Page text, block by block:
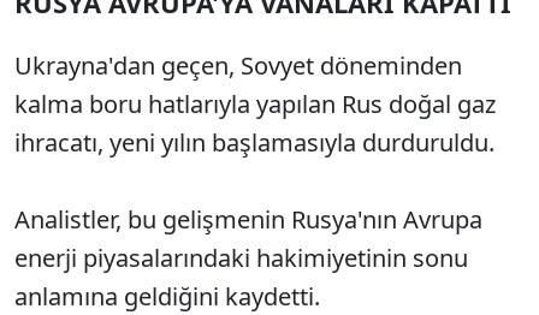
Ukrayna'dan geçen, Sovyet döneminden
kalma boru hatlarıyla yapılan Rus doğal gaz
ihracatı, yeni yılın başlamasıyla durduruldu.
Analistler, bu gelişmenin Rusya'nın Avrupa
enerji piyasalarındaki hakimiyetinin sonu
anlamına geldiğini kaydetti.